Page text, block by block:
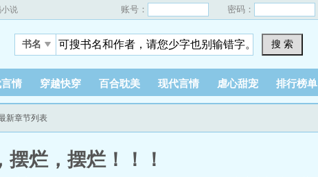
说 账号： 密码：
书名 搜 索
情 穿越快穿 百合耽美 现代言情 虐心甜宠 排行榜单
新章节列表
摆烂，摆烂！！！